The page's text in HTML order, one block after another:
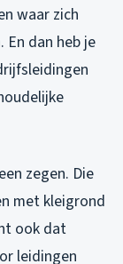
waar zich
En dan heb je
zegen. Die
met kleigrond
ook dat
leidingen